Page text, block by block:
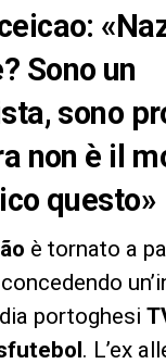
Sono un
sono
non è il
questo»
è tornato a
portoghesi
. L’ex